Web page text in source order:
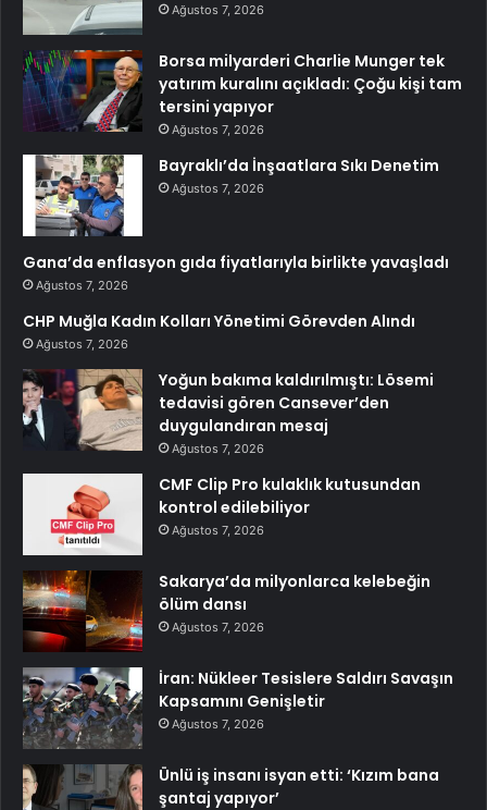
Ağustos 7, 2026
Borsa milyarderi Charlie Munger tek
yatırım kuralını açıkladı: Çoğu kişi tam
tersini yapıyor
Ağustos 7, 2026
Bayraklı’da İnşaatlara Sıkı Denetim
Ağustos 7, 2026
Gana’da enflasyon gıda fiyatlarıyla birlikte yavaşladı
Ağustos 7, 2026
CHP Muğla Kadın Kolları Yönetimi Görevden Alındı
Ağustos 7, 2026
Yoğun bakıma kaldırılmıştı: Lösemi
tedavisi gören Cansever’den
duygulandıran mesaj
Ağustos 7, 2026
CMF Clip Pro kulaklık kutusundan
kontrol edilebiliyor
Ağustos 7, 2026
Sakarya’da milyonlarca kelebeğin
ölüm dansı
Ağustos 7, 2026
İran: Nükleer Tesislere Saldırı Savaşın
Kapsamını Genişletir
Ağustos 7, 2026
Ünlü iş insanı isyan etti: ‘Kızım bana
şantaj yapıyor’